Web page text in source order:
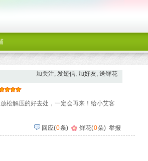
加关注, 发短信, 加好友, 送鲜花
松解压的好去处，一定会再来！给小艾客
回应(0条) 鲜花(0朵) 举报